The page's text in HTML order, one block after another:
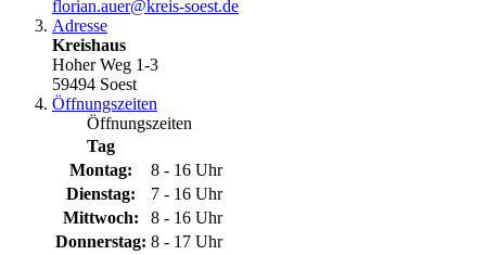
florian.auer@​kreis-soest.de
Adresse
Kreishaus
Hoher Weg 1-3
59494 Soest
Öffnungszeiten
Öffnungszeiten
Tag
Montag:
8 - 16 Uhr
Dienstag:
7 - 16 Uhr
Mittwoch:
8 - 16 Uhr
Donnerstag: 8 - 17 Uhr